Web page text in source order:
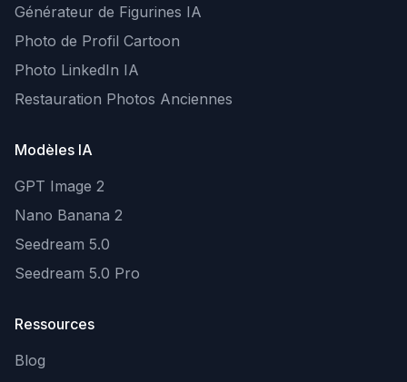
Générateur de Figurines IA
Photo de Profil Cartoon
Photo LinkedIn IA
Restauration Photos Anciennes
Modèles IA
GPT Image 2
Nano Banana 2
Seedream 5.0
Seedream 5.0 Pro
Ressources
Blog